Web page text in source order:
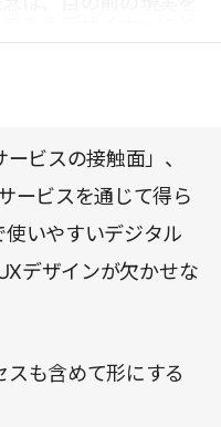
展してきた。そして
デザイナーとしての
ことに直結する。
。
ビスの接触面」、
ービスを通じて得ら
いやすいデジタル
デザインが欠かせな
も含めて形にする